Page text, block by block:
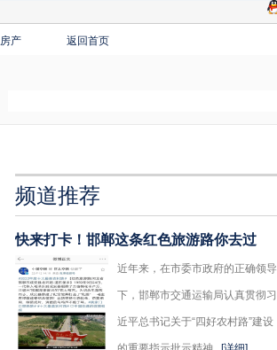
房产 返回首页
频道推荐
快来打卡！邯郸这条红色旅游路你去过
近年来，在市委市政府的正确领导
下，邯郸市交通运输局认真贯彻习
近平总书记关于“四好农村路”建设